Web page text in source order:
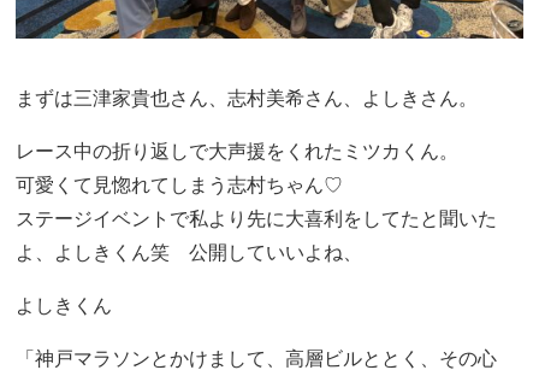
まずは三津家貴也さん、志村美希さん、よしきさん。
レース中の折り返しで大声援をくれたミツカくん。
可愛くて見惚れてしまう志村ちゃん♡
ステージイベントで私より先に大喜利をしてたと聞いた
よ、よしきくん笑 公開していいよね、
よしきくん
「神戸マラソンとかけまして、高層ビルととく、その心